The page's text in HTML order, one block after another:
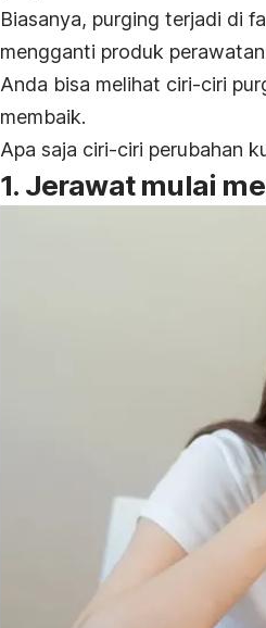
Biasanya, purging terjadi di
mengganti produk
Anda bisa melihat ciri-ciri
membaik.
Apa saja ciri-ciri perubahan
1. Jerawat mulai